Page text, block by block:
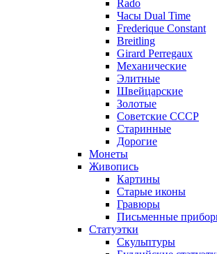
Rado
Часы Dual Time
Frederique Constant
Breitling
Girard Perregaux
Механические
Элитные
Швейцарские
Золотые
Советские СССР
Старинные
Дорогие
Монеты
Живопись
Картины
Старые иконы
Гравюры
Письменные
Статуэтки
Скульптуры